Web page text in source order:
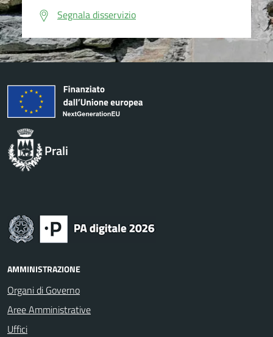
Segnala disservizio
Prali
AMMINISTRAZIONE
Organi di Governo
Aree Amministrative
Uffici